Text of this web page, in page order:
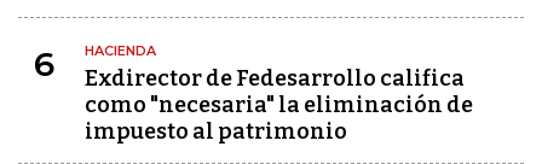
6 HACIENDA
Exdirector de Fedesarrollo califica
como "necesaria" la eliminación de
impuesto al patrimonio